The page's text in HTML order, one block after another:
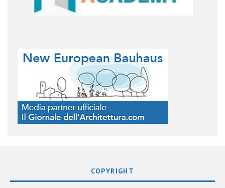
COPYRIGHT